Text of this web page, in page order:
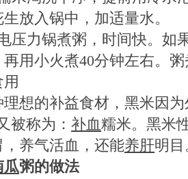
放入锅中，加适量水。
力锅煮粥，时间快。如
用小火煮40分钟左右。
的补益食材，黑米因为
被称为： 补血糯米。黑米
养气活血，还能养肝明目
瓜粥的做法